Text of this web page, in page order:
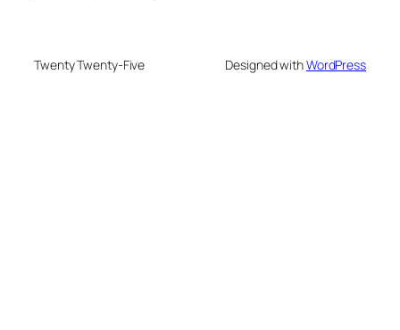
Twenty Twenty-Five Designed withWordPress